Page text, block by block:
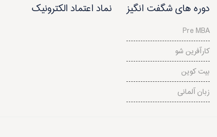
دوره های شگفت انگیز
Pre MBA
کارآفرین شو
بیت کوین
زبان آلمانی
نماد اعتماد الکترونیک